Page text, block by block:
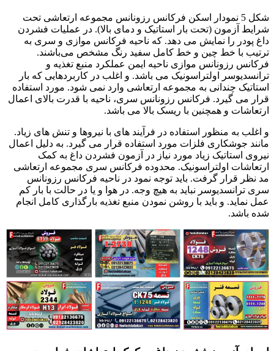
شکل 5 نمودار اسکن فرکانس رزونانس مجموعه ارتعاشی تحت
شرایط آزمون (تحت بار استاتیک و دمای بالا). در عملیات فشردن
داغ پودر را نمایش می دهد. که ناحیه فرکانس موازی و سری به
ترتیب با خط چین و خط کامل سفید رنگ مشخص می‌باشند.
فرکانس رزونانس موازی ناحیه ایمن عملکرد منبع تغذیه و
ترانسدیوسر اولتراسونیک می باشد. و اغلب در کاربردهایی که بار
استاتیک چندانی به مجموعه ارتعاشی وارد نمی شود. مورد استفاده
قرار می گیرد. فرکانس رزونانس سری، ناحیه با قدرت بالای اعمال
ارتعاشات و همچنین با ریسک بالا می باشد.
و اغلب به منظور استفاده در فرآیند های با نیروها و تنش های زیاد.
مانند جوشکاری فلزات مورد استفاده قرار می گیرد. به دلیل اعمال
نیروی استاتیک زیاد مورد نیاز در آزمون فشردن داغ به کمک
ارتعاشات اولتراسونیک. محدوده فرکانس سری مجموعه ارتعاشی
مد نظر قرار گرفت. باید توجه نمود در ناحیه فرکانس رزونانس
سری ترانسدیوسر نباید به هیچ وجه. در هوا و یا در حالت با بار کم
عمل نماید. و باید با روشن نمودن منبع تغذیه بارگذاری کامل انجام
شده باشد.